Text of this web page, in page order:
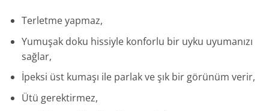
Terletme yapmaz,
Yumuşak doku hissiyle konforlu bir uyku uyumanızı
sağlar,
İpeksi üst kumaşı ile parlak ve şık bir görünüm verir,
Ütü gerektirmez,